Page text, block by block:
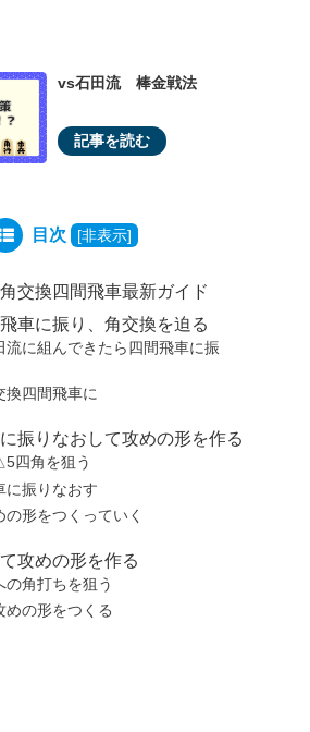
vs石田流 棒金戦法
目次 [非表示]
交換四間飛車最新ガイド
車に振り、角交換を迫る
流に組んできたら四間飛車に振
換四間飛車に
振りなおして攻めの形を作る
四角を狙う
に振りなおす
の形をつくっていく
攻めの形を作る
の角打ちを狙う
めの形をつくる